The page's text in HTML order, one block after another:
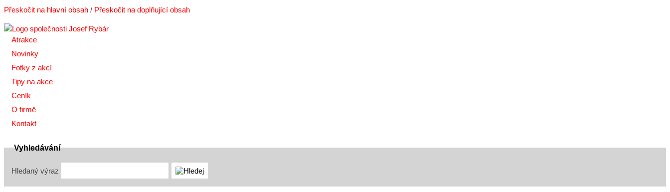
Přeskočit na hlavní obsah / Přeskočit na doplňující obsah
Atrakce
Novinky
Fotky z akcí
Tipy na akce
Ceník
O firmě
Kontakt
Vyhledávání
Hledaný výraz